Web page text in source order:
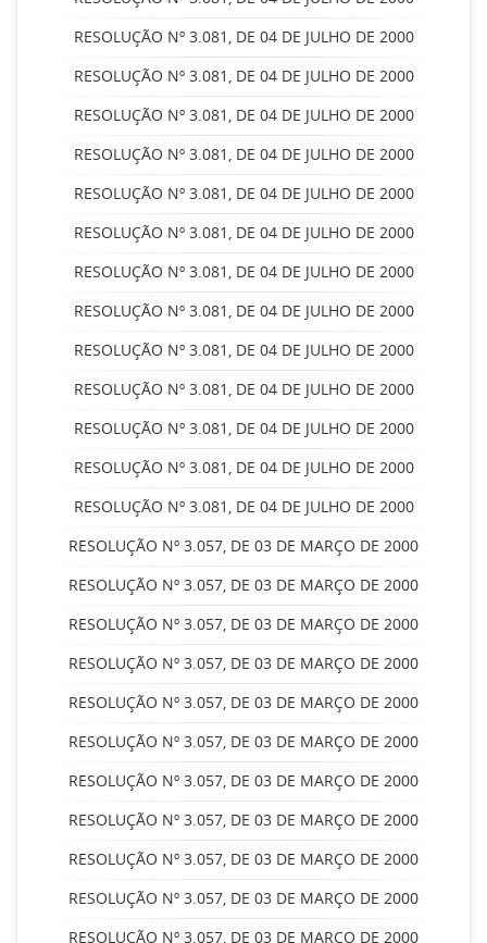
RESOLUÇÃO Nº 3.081, DE 04 DE JULHO DE 2000
RESOLUÇÃO Nº 3.081, DE 04 DE JULHO DE 2000
RESOLUÇÃO Nº 3.081, DE 04 DE JULHO DE 2000
RESOLUÇÃO Nº 3.081, DE 04 DE JULHO DE 2000
RESOLUÇÃO Nº 3.081, DE 04 DE JULHO DE 2000
RESOLUÇÃO Nº 3.081, DE 04 DE JULHO DE 2000
RESOLUÇÃO Nº 3.081, DE 04 DE JULHO DE 2000
RESOLUÇÃO Nº 3.081, DE 04 DE JULHO DE 2000
RESOLUÇÃO Nº 3.081, DE 04 DE JULHO DE 2000
RESOLUÇÃO Nº 3.081, DE 04 DE JULHO DE 2000
RESOLUÇÃO Nº 3.081, DE 04 DE JULHO DE 2000
RESOLUÇÃO Nº 3.081, DE 04 DE JULHO DE 2000
RESOLUÇÃO Nº 3.081, DE 04 DE JULHO DE 2000
RESOLUÇÃO Nº 3.057, DE 03 DE MARÇO DE 2000
RESOLUÇÃO Nº 3.057, DE 03 DE MARÇO DE 2000
RESOLUÇÃO Nº 3.057, DE 03 DE MARÇO DE 2000
RESOLUÇÃO Nº 3.057, DE 03 DE MARÇO DE 2000
RESOLUÇÃO Nº 3.057, DE 03 DE MARÇO DE 2000
RESOLUÇÃO Nº 3.057, DE 03 DE MARÇO DE 2000
RESOLUÇÃO Nº 3.057, DE 03 DE MARÇO DE 2000
RESOLUÇÃO Nº 3.057, DE 03 DE MARÇO DE 2000
RESOLUÇÃO Nº 3.057, DE 03 DE MARÇO DE 2000
RESOLUÇÃO Nº 3.057, DE 03 DE MARÇO DE 2000
RESOLUÇÃO Nº 3.057, DE 03 DE MARÇO DE 2000